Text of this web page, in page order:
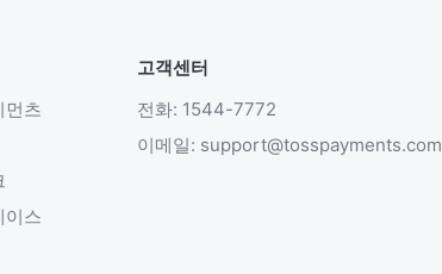
먼츠
이스
고객센터
전화: 1544-7772
이메일: support@tosspayments.com